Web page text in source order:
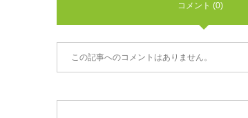
コメント (0)
この記事へのコメントはありません。